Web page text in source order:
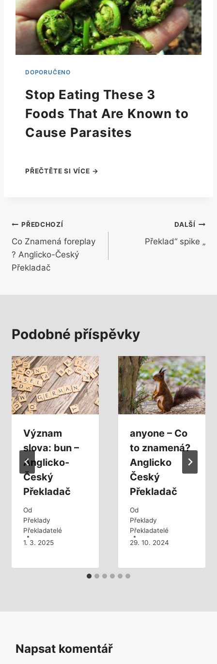
Stop Eating These 3
Foods That Are Known to
Cause Parasites
Navigace
pro
příspěvek
PŘEDCHOZÍ
Co Znamená foreplay
? Anglicko-Český
Překladač
DALŠÍ
Překlad“ spike „
Podobné příspěvky
Význam
slova: bun –
Anglicko-
Český
Překladač
Od
Překlady
Překladatelé
1. 3. 2025
anyone – Co
to znamená?
Anglicko
Český
Překladač
Od
Překlady
Překladatelé
29. 10. 2024
Napsat komentář